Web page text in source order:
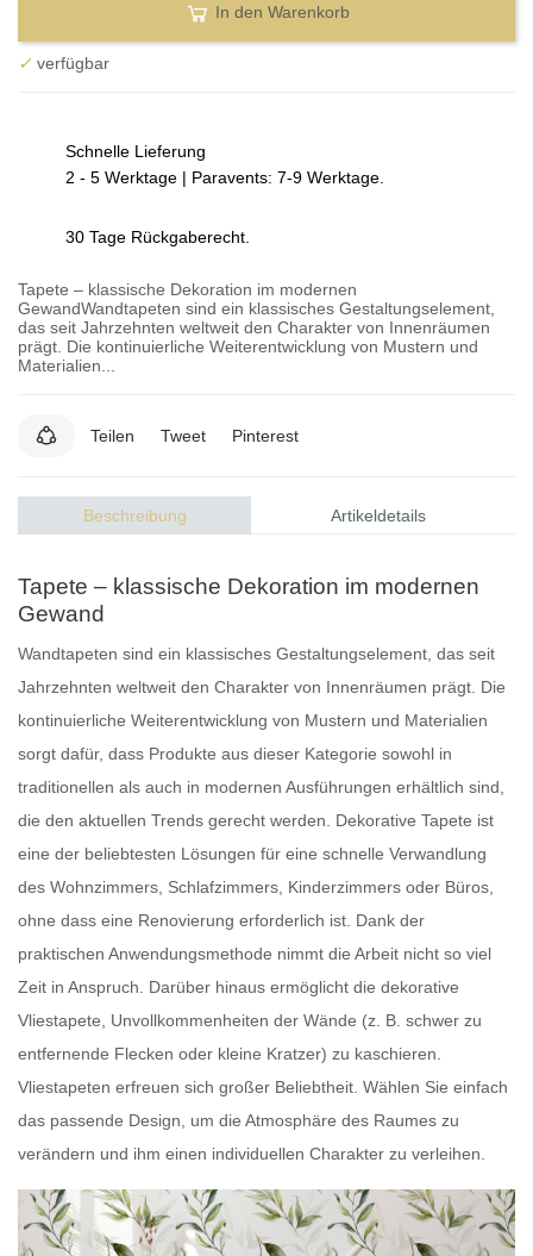
In den Warenkorb
✓ verfügbar
Schnelle Lieferung
2 - 5 Werktage | Paravents: 7-9 Werktage.
30 Tage Rückgaberecht.
Tapete – klassische Dekoration im modernen
GewandWandtapeten sind ein klassisches Gestaltungselement,
das seit Jahrzehnten weltweit den Charakter von Innenräumen
prägt. Die kontinuierliche Weiterentwicklung von Mustern und
Materialien...
Teilen Tweet Pinterest
Beschreibung Artikeldetails
Tapete – klassische Dekoration im modernen
Gewand
Wandtapeten sind ein klassisches Gestaltungselement, das seit
Jahrzehnten weltweit den Charakter von Innenräumen prägt. Die
kontinuierliche Weiterentwicklung von Mustern und Materialien
sorgt dafür, dass Produkte aus dieser Kategorie sowohl in
traditionellen als auch in modernen Ausführungen erhältlich sind,
die den aktuellen Trends gerecht werden. Dekorative Tapete ist
eine der beliebtesten Lösungen für eine schnelle Verwandlung
des Wohnzimmers, Schlafzimmers, Kinderzimmers oder Büros,
ohne dass eine Renovierung erforderlich ist. Dank der
praktischen Anwendungsmethode nimmt die Arbeit nicht so viel
Zeit in Anspruch. Darüber hinaus ermöglicht die dekorative
Vliestapete, Unvollkommenheiten der Wände (z. B. schwer zu
entfernende Flecken oder kleine Kratzer) zu kaschieren.
Vliestapeten erfreuen sich großer Beliebtheit. Wählen Sie einfach
das passende Design, um die Atmosphäre des Raumes zu
verändern und ihm einen individuellen Charakter zu verleihen.